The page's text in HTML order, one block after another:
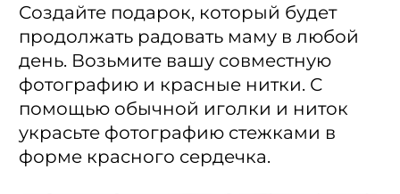
Создайте подарок, который будет
продолжать радовать маму в любой
день. Возьмите вашу совместную
фотографию и красные нитки. С
помощью обычной иголки и ниток
украсьте фотографию стежками в
форме красного сердечка.